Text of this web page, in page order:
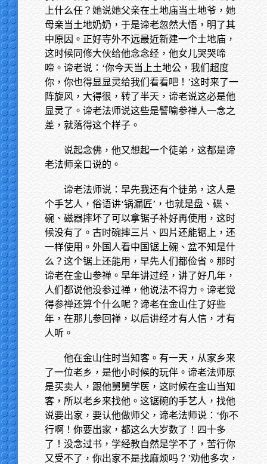
上什么任？她说她父亲在土地庙当土地爷，她
母亲当土地奶奶，于是谛老忽然大悟，明了其
中原因。正好寺外不远最近新建一个土地庙，
这时候同修大伙给他念念经，他女儿哭哭啼
啼。谛老说：‘你今天当上土地公，我们超度
你，你也得显显灵给我们看看吧！’这时来了一
阵旋风，大得很，转了半天，谛老说这必是他
显灵了。谛老法师说这些是譬喻参禅人一念之
差，就落得这个样子。
说起念佛，他又想起一个徒弟，这都是谛
老法师亲口说的。
谛老法师说：早先我还有个徒弟，这人是
个手艺人，俗语讲‘锅漏匠’，也就是盘、碟、
碗、磁器摔坏了可以拿锯子补好再使用，这时
候没有了。古时碗摔三片、四片还能锯上，还
一样使用。外国人看中国锯上碗、盆不知是什
么？这个锯上还能用，早先人们都俭省。那时
谛老在金山参禅。早年讲过经，讲了好几年，
人们都说他没参过禅，他说法不得力。谛老觉
得参禅还算个什么呢？谛老在金山住了好些
年，在那儿参回禅，以后讲经才有人信，才有
人听。
他在金山住时当知客。有一天，从家乡来
了一位老乡，是他小时候的玩伴。谛老法师原
是买卖人，跟他舅舅学医，这时候在金山当知
客，所以老乡来找他。这锯碗的手艺人，找他
说要出家，要认他做师父，谛老法师说：‘你不
行啊！你要出家，都这么大岁数了！四十多
了！没念过书，学经教自然是学不了，苦行你
又受不了，你出家不是找麻烦吗？’劝他多次，